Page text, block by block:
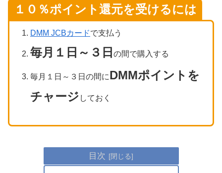
１０％ポイント還元を受けるには
DMM JCBカードで支払う
毎月１日～３日 の間で購入する
毎月１日～３日の間にDMMポイントを
チャージ しておく
目次